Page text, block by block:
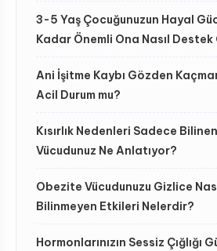
3-5 Yaş Çocuğunuzun Hayal
Kadar Önemli Ona Nasıl Destek
Ani İşitme Kaybı Gözden
Acil Durum mu?
Kısırlık Nedenleri Sadece
Vücudunuz Ne Anlatıyor?
Obezite Vücudunuzu Gizlice
Bilinmeyen Etkileri Nelerdir?
Hormonlarınızın Sessiz Çığlığı